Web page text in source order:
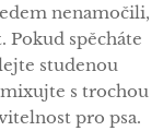
nenamočili,
Pokud spěcháte
studenou
s trochou
pro psa.